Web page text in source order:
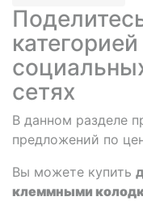
категорией
сетях
В данном разделе
предложений по
Вы можете купить
клеммными